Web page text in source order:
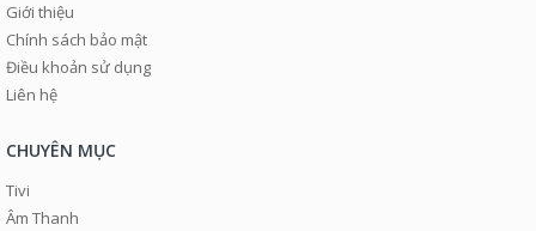
Giới thiệu
Chính sách bảo mật
Điều khoản sử dụng
Liên hệ
CHUYÊN MỤC
Tivi
Âm Thanh